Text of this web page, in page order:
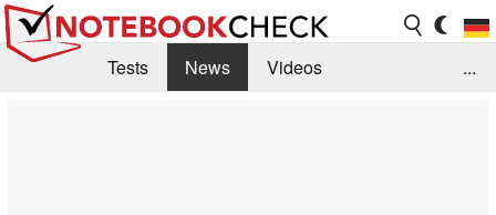
Tests News
Videos
...